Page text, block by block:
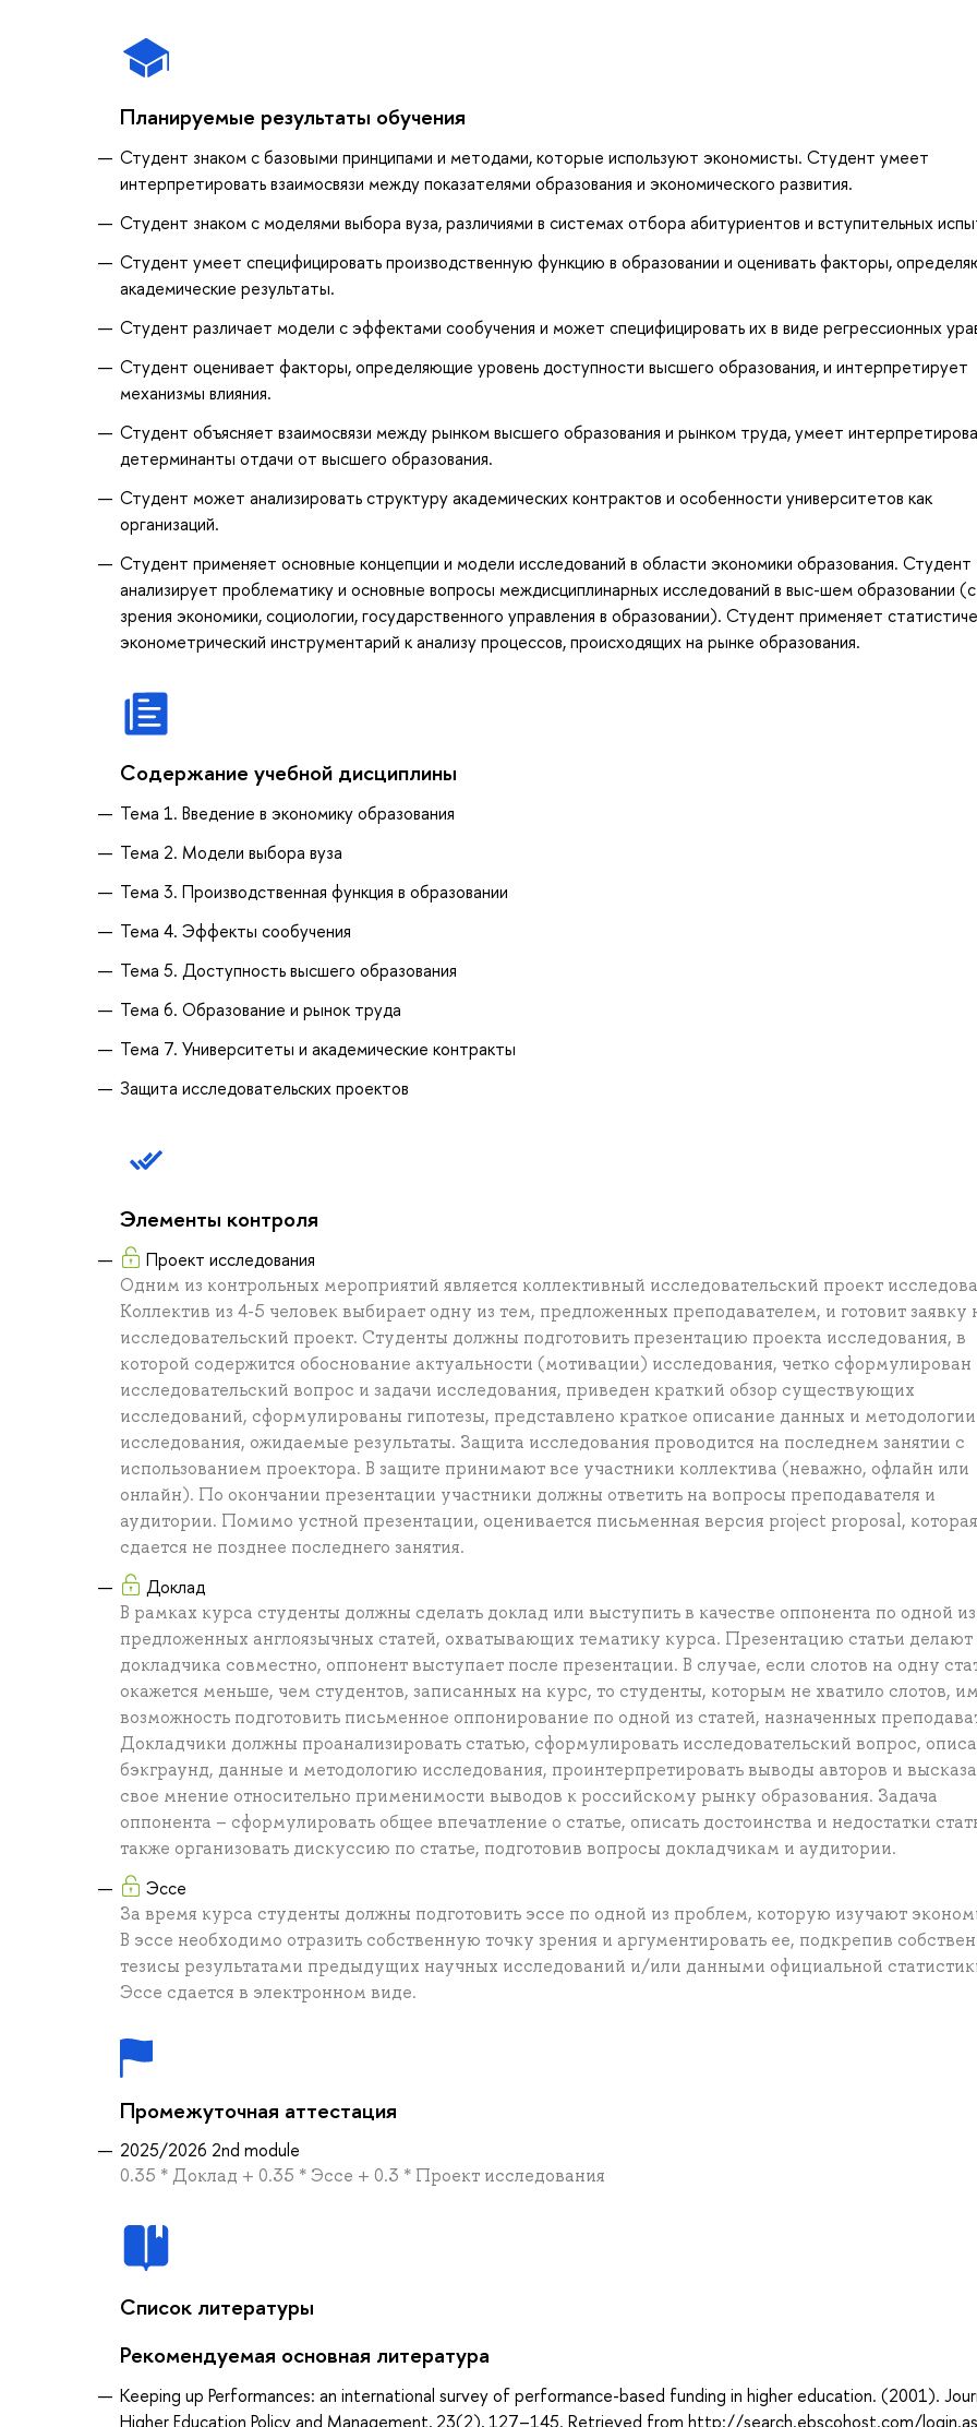
Планируемые результаты обучения
Студент знаком с базовыми принципами и методами, которые используют экономисты. Студент умеет
интерпретировать взаимосвязи между показателями образования и экономического развития.
Студент знаком с моделями выбора вуза, различиями в системах отбора абитуриентов и вступительных
Студент умеет специфицировать производственную функцию в образовании и оценивать факторы,
академические результаты.
Студент различает модели с эффектами сообучения и может специфицировать их в виде регрессионных
Студент оценивает факторы, определяющие уровень доступности высшего образования, и интерпретирует
механизмы влияния.
Студент объясняет взаимосвязи между рынком высшего образования и рынком труда, умеет
детерминанты отдачи от высшего образования.
Студент может анализировать структуру академических контрактов и особенности университетов как
организаций.
Студент применяет основные концепции и модели исследований в области экономики образования. Студент
анализирует проблематику и основные вопросы междисциплинарных исследований в выс-шем образовании
зрения экономики, социологии, государственного управления в образовании). Студент применяет
эконометрический инструментарий к анализу процессов, происходящих на рынке образования.
Содержание учебной дисциплины
Тема 1. Введение в экономику образования
Тема 2. Модели выбора вуза
Тема 3. Производственная функция в образовании
Тема 4. Эффекты сообучения
Тема 5. Доступность высшего образования
Тема 6. Образование и рынок труда
Тема 7. Университеты и академические контракты
Защита исследовательских проектов
Элементы контроля
Проект исследования
Одним из контрольных мероприятий является коллективный исследовательский проект
Коллектив из 4-5 человек выбирает одну из тем, предложенных преподавателем, и готовит заявку
исследовательский проект. Студенты должны подготовить презентацию проекта исследования, в
которой содержится обоснование актуальности (мотивации) исследования, четко сформулирован
исследовательский вопрос и задачи исследования, приведен краткий обзор существующих
исследований, сформулированы гипотезы, представлено краткое описание данных и методологии
исследования, ожидаемые результаты. Защита исследования проводится на последнем занятии с
использованием проектора. В защите принимают все участники коллектива (неважно, офлайн или
онлайн). По окончании презентации участники должны ответить на вопросы преподавателя и
аудитории. Помимо устной презентации, оценивается письменная версия project proposal, которая
сдается не позднее последнего занятия.
Доклад
В рамках курса студенты должны сделать доклад или выступить в качестве оппонента по одной из
предложенных англоязычных статей, охватывающих тематику курса. Презентацию статьи делают
докладчика совместно, оппонент выступает после презентации. В случае, если слотов на одну
окажется меньше, чем студентов, записанных на курс, то студенты, которым не хватило слотов,
возможность подготовить письменное оппонирование по одной из статей, назначенных
Докладчики должны проанализировать статью, сформулировать исследовательский вопрос,
бэкграунд, данные и методологию исследования, проинтерпретировать выводы авторов и
свое мнение относительно применимости выводов к российскому рынку образования. Задача
оппонента – сформулировать общее впечатление о статье, описать достоинства и недостатки
также организовать дискуссию по статье, подготовив вопросы докладчикам и аудитории.
Эссе
За время курса студенты должны подготовить эссе по одной из проблем, которую изучают
В эссе необходимо отразить собственную точку зрения и аргументировать ее, подкрепив
тезисы результатами предыдущих научных исследований и/или данными официальной
Эссе сдается в электронном виде.
Промежуточная аттестация
2025/2026 2nd module
0.35 * Доклад + 0.35 * Эссе + 0.3 * Проект исследования
Список литературы
Рекомендуемая основная литература
Keeping up Performances: an international survey of performance-based funding in higher education. (2001).
Higher Education Policy and Management, 23(2), 127–145. Retrieved from http://search.ebscohost.com/